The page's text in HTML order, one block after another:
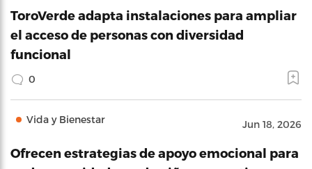
ToroVerde adapta instalaciones para ampliar
el acceso de personas con diversidad
funcional
0
Vida y Bienestar Jun 18, 2026
Ofrecen estrategias de apoyo emocional para